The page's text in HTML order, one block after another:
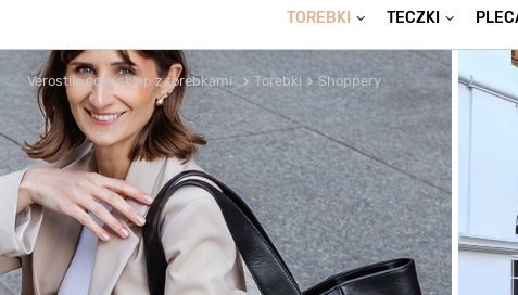
TOREBKI TECZKI
Verostilo.com sklep z torebkami Torebki Shoppery